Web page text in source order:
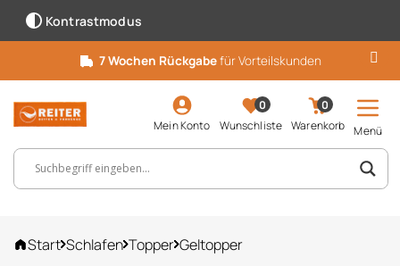
Kontrastmodus
7 Wochen Rückgabefür Vorteilskunden
Mein Konto
0
Wunschliste
0
Warenkorb
Menü
Suchbegriff, Artikelnummer ...
Start Schlafen Topper Geltopper